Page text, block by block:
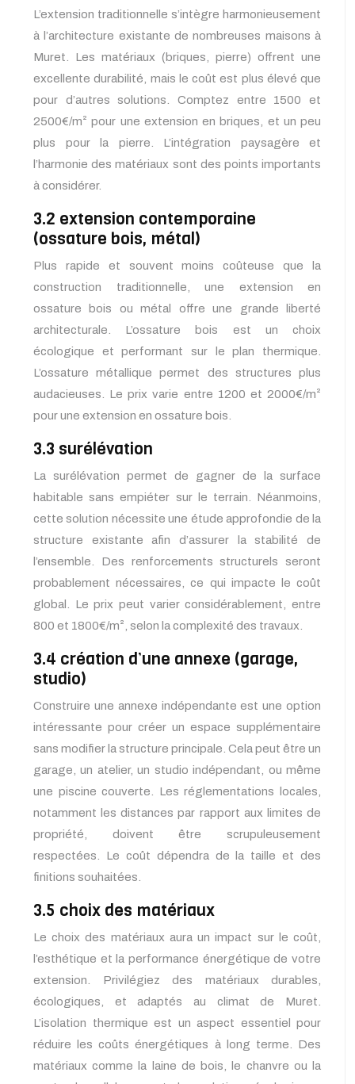
L’extension traditionnelle s’intègre harmonieusement
à l’architecture existante de nombreuses maisons à
Muret. Les matériaux (briques, pierre) offrent une
excellente durabilité, mais le coût est plus élevé que
pour d’autres solutions. Comptez entre 1500 et
2500€/m² pour une extension en briques, et un peu
plus pour la pierre. L’intégration paysagère et
l’harmonie des matériaux sont des points importants
à considérer.
3.2 extension contemporaine
(ossature bois, métal)
Plus rapide et souvent moins coûteuse que la
construction traditionnelle, une extension en
ossature bois ou métal offre une grande liberté
architecturale. L’ossature bois est un choix
écologique et performant sur le plan thermique.
L’ossature métallique permet des structures plus
audacieuses. Le prix varie entre 1200 et 2000€/m²
pour une extension en ossature bois.
3.3 surélévation
La surélévation permet de gagner de la surface
habitable sans empiéter sur le terrain. Néanmoins,
cette solution nécessite une étude approfondie de la
structure existante afin d’assurer la stabilité de
l’ensemble. Des renforcements structurels seront
probablement nécessaires, ce qui impacte le coût
global. Le prix peut varier considérablement, entre
800 et 1800€/m², selon la complexité des travaux.
3.4 création d’une annexe (garage,
studio)
Construire une annexe indépendante est une option
intéressante pour créer un espace supplémentaire
sans modifier la structure principale. Cela peut être un
garage, un atelier, un studio indépendant, ou même
une piscine couverte. Les réglementations locales,
notamment les distances par rapport aux limites de
propriété, doivent être scrupuleusement
respectées. Le coût dépendra de la taille et des
finitions souhaitées.
3.5 choix des matériaux
Le choix des matériaux aura un impact sur le coût,
l’esthétique et la performance énergétique de votre
extension. Privilégiez des matériaux durables,
écologiques, et adaptés au climat de Muret.
L’isolation thermique est un aspect essentiel pour
réduire les coûts énergétiques à long terme. Des
matériaux comme la laine de bois, le chanvre ou la